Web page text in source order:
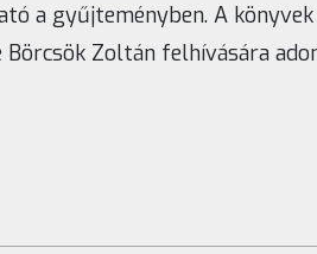
a gyűjteményben. A
Zoltán felhívására